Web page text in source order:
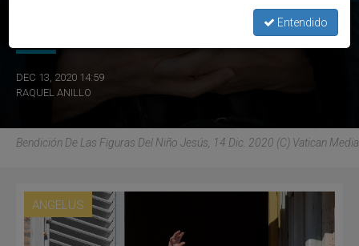
Ángelus: Bendición de las figuras del Niño Jesús
DEC 13, 2020 14:59
RAQUEL ANILLO
Bendición De Las Figuras Del Niño Jesús, 14 Dic. 2020 (C) Vatican Media
ANGELUS
Entendido